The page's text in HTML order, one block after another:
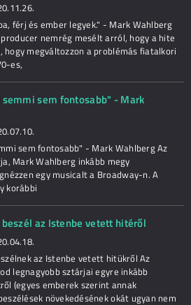
férj és ember legyek." - Mark Wahlberg
nemrég mesélt arról, hogy a hite
megváltozzon a problémás fiatalkori
es,
sem fontosabb" - Mark
sem fontosabb" - Mark Wahlberg Az
Mark Wahlberg inkább megy
egy musicalt a Broadway-n. A
korábbi
az Istenbe vetett hitéről
az Istenbe vetett hitükről Az
legnagyobb sztárjai egyre inkább
(egyes emberek szerint annak
növekedésének okát ugyan nem